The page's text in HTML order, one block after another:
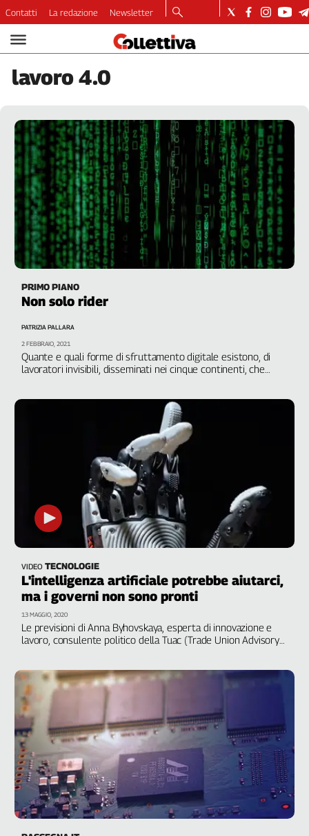
Video
Podcast
Dirette
Economia
Lavoro
Ambiente
Diritti
Welfare
Italia
Internazionale
Culture
Categorie
Fillea
Filt
Fisac
Caaf
Speciali
G8
Genova,
della
ragione
120
Cgil
Collettiva
Academy
Collettiva
Play
Contatti La redazione Newsletter
lavoro 4.0
PRIMO PIANO
Non solo rider
Quante e quali forme di sfruttamento digitale esistono, di
lavoratori invisibili, disseminati nei cinque continenti, che
PATRIZIA PALLARA
2 FEBBRAIO, 2021
VIDEO TECNOLOGIE
L'intelligenza artificiale potrebbe aiutarci,
ma i governi non sono pronti
Le previsioni di Anna Byhovskaya, esperta di innovazione e
lavoro, consulente politico della Tuac (Trade Union Advisory
13 MAGGIO, 2020